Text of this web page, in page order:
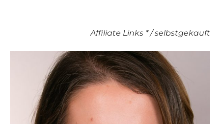
Affiliate Links * / selbstgekauft